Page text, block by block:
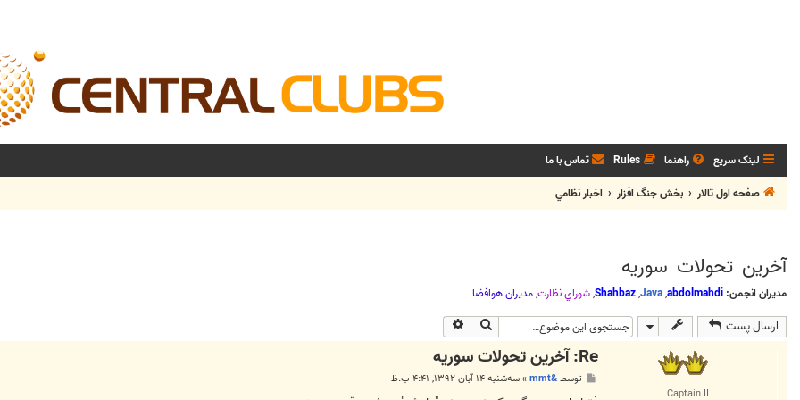
لینک سریع راهنما Rules تماس با ما
صفحه اول تالار
بخش جنگ افزار اخبار نظامي
آخرين تحولات سوريه
مدیران انجمن: abdolmahdi
,
Java
,
Shahbaz
,شوراي نظارت,مديران هوافضا
ارسال پست جستجو
Captain II
Re: آخرين تحولات سوريه
توسط&mmt
»سه‌شنبه ۱۴ آبان ۱۳۹۲, ۴:۴۱ ب.ظ